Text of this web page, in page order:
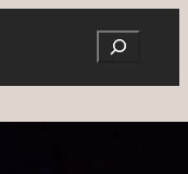
Search